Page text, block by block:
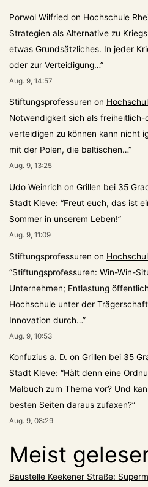
Porwol Wilfried on Hochschule
Strategien als Alternative zu
etwas Grundsätzliches. In jeder
oder zur Verteidigung…”
Aug. 9, 14:57
Stiftungsprofessuren on
Notwendigkeit sich als
verteidigen zu können kann nicht
mit der Polen, die baltischen…”
Aug. 9, 13:25
Udo Weinrich on Grillen bei 35
Stadt Kleve: “Freut euch, das ist
Sommer in unserem Leben!”
Aug. 9, 11:09
Stiftungsprofessuren on
“Stiftungsprofessuren: Win-Win-
Unternehmen; Entlastung
Hochschule unter der
Innovation durch…”
Aug. 9, 10:53
Konfuzius a. D. on Grillen bei 35
Stadt Kleve: “Hält denn eine
Malbuch zum Thema vor? Und
besten Seiten daraus zufaxen?”
Aug. 9, 08:29
Meist
Baustelle Keekener Straße: